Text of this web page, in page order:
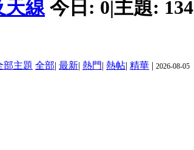
天線 今日: 0|主題: 134
部主題 全部| 最新| 熱門| 熱帖| 精華 | 2026-08-05